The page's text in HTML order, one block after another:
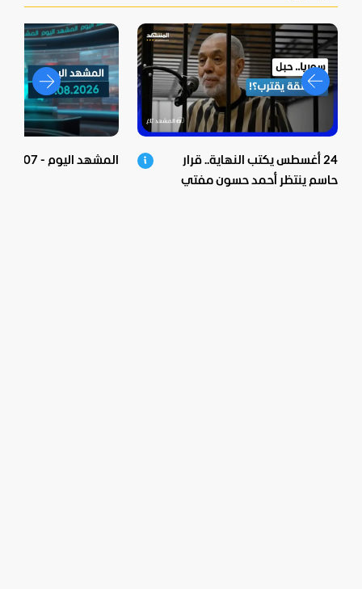
24 أغسطس يكتب النهاية.. قرار
حاسم ينتظر أحمد حسون مفتي
المشهد اليوم - 07-08-2026